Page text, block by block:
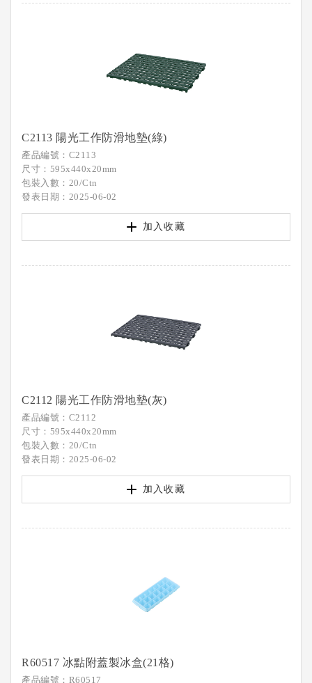
C2113 陽光工作防滑地墊(綠)
產品編號：C2113
尺寸：595x440x20mm
包裝入數：20/Ctn
發表日期：2025-06-02
加入收藏
C2112 陽光工作防滑地墊(灰)
產品編號：C2112
尺寸：595x440x20mm
包裝入數：20/Ctn
發表日期：2025-06-02
加入收藏
R60517 冰點附蓋製冰盒(21格)
產品編號：R60517